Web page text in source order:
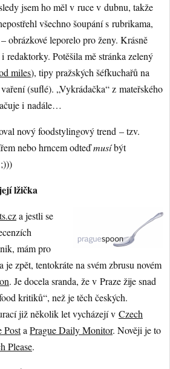
jsem ho měl v ruce v dubnu, takže
všechno šoupání s rubrikama,
obrázkové leporelo pro ženy. Krásně
redaktorky. Potěšila mě stránka zelený
miles), tipy pražských šéfkuchařů na
(suflé). „Vykrádačka“ z mateřského
i nadále…
nový foodstylingový trend – tzv.
nebo hrncem odteďmusíbýt
lžička
a jestli se
mám pro
zpět, tentokráte na svém zbrusu novém
. Je docela sranda, že v Praze žije snad
kritiků“, než je těch českých.
již několik let vycházejí v Czech
Posta Prague Daily Monitor. Nověji je to
Please.